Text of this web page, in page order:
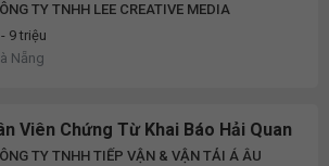
TY TNHH LEE CREATIVE MEDIA
9 triệu
Nẵng
Viên Chứng Từ Khai Báo Hải Quan
TY TNHH TIẾP VẬN & VẬN TẢI Á ÂU